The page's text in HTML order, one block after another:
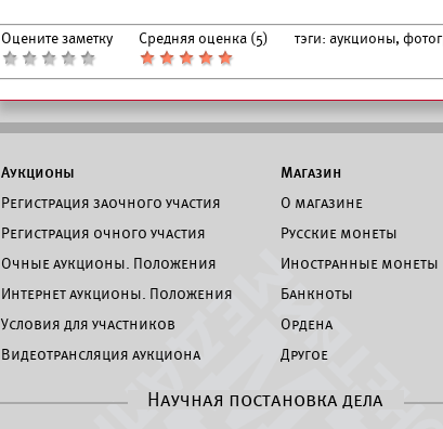
Оцените заметку Средняя оценка (5) тэги: аукционы,
Аукционы
Регистрация заочного участия
Регистрация очного участия
Очные аукционы. Положения
Интернет аукционы. Положения
Условия для участников
Видеотрансляция аукциона
Магазин
О магазине
Русские монеты
Иностранные монеты
Банкноты
Ордена
Другое
Научная постановка дела